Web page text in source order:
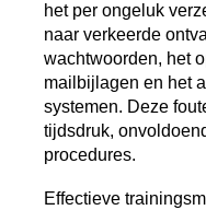
het per ongeluk
naar verkeerde
wachtwoorden, het
mailbijlagen en het
systemen. Deze
tijdsdruk,
procedures.
Effectieve